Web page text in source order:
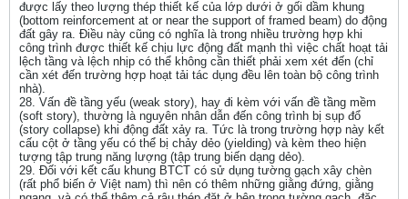
được lấy theo lượng thép thiết kế của lớp dưới ở gối dầm khung
(bottom reinforcement at or near the support of framed beam) do động
đất gây ra. Điều này cũng có nghĩa là trong nhiều trường hợp khi
công trình được thiết kế chịu lực động đất mạnh thì việc chất hoạt tải
lệch tầng và lệch nhịp có thể không cần thiết phải xem xét đến (chỉ
cần xét đến trường hợp hoạt tải tác dụng đều lên toàn bộ công trình
nhà).
28. Vấn đề tầng yếu (weak story), hay đi kèm với vấn đề tầng mềm
(soft story), thường là nguyên nhân dẫn đến công trình bị sụp đổ
(story collapse) khi động đất xảy ra. Tức là trong trường hợp này kết
cấu cột ở tầng yếu có thể bị chảy dẻo (yielding) và kèm theo hiện
tượng tập trung năng lượng (tập trung biến dạng dẻo).
29. Đối với kết cấu khung BTCT có sử dụng tường gạch xây chèn
(rất phổ biến ở Việt nam) thì nên có thêm những giằng đứng, giằng